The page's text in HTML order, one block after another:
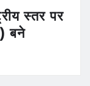
स्तर पर
बने